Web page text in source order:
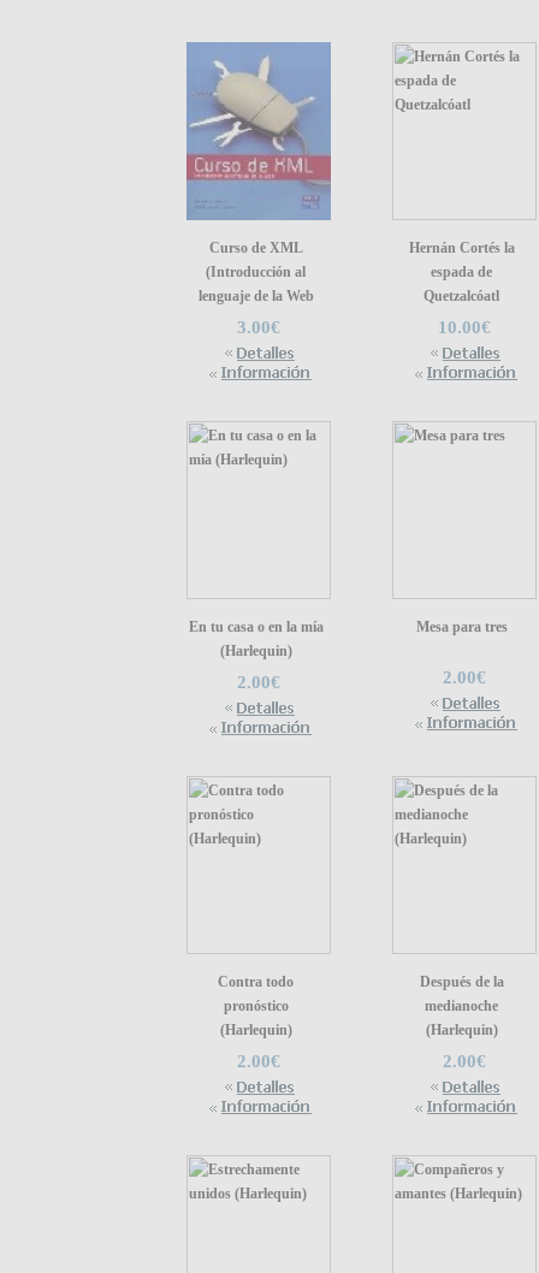
Curso de XML
(Introducción al
lenguaje de la Web
3.00€
Hernán Cortés la
espada de
Quetzalcóatl
10.00€
En tu casa o en la mía
(Harlequin)
2.00€
Mesa para tres
2.00€
Contra todo
pronóstico
(Harlequin)
2.00€
Después de la
medianoche
(Harlequin)
2.00€